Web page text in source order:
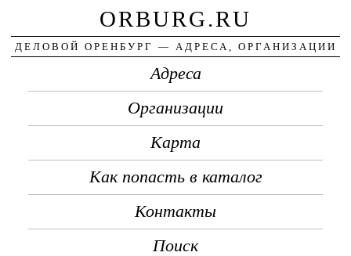
ORBURG.RU
ДЕЛОВОЙ ОРЕНБУРГ — АДРЕСА, ОРГАНИЗАЦИИ
Адреса
Организации
Карта
Как попасть в каталог
Контакты
Поиск